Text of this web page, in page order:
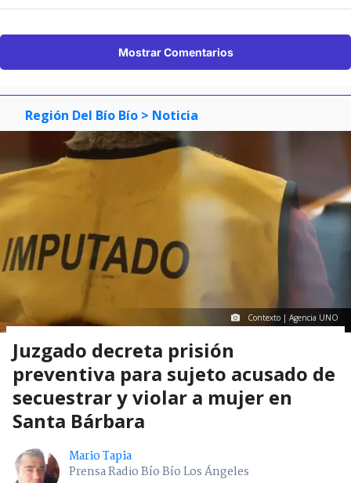
Mostrar Comentarios
Región Del Bío Bío > Noticia
Contexto | Agencia UNO
Juzgado decreta prisión
preventiva para sujeto acusado de
secuestrar y violar a mujer en
Santa Bárbara
Mario Tapia
Prensa Radio Bío Bío Los Ángeles